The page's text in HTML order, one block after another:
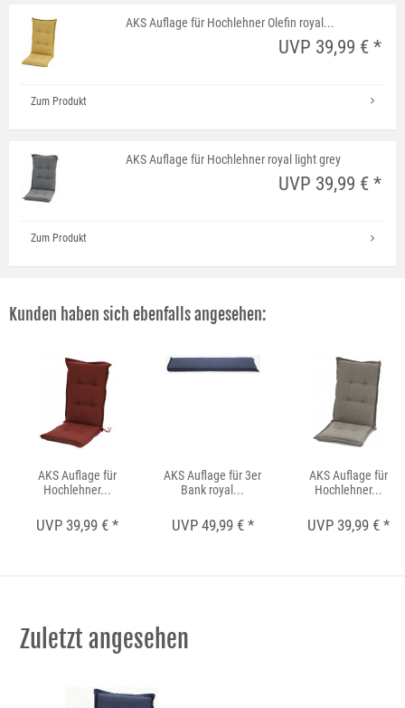
AKS Auflage für Hochlehner Olefin royal...
UVP 39,99 € *
Zum Produkt
AKS Auflage für Hochlehner royal light grey
UVP 39,99 € *
Zum Produkt
Kunden haben sich ebenfalls angesehen:
AKS Auflage für
Hochlehner...
UVP 39,99 € *
AKS Auflage für 3er
Bank royal...
UVP 49,99 € *
AKS Auflage für
Hochlehner...
UVP 39,99 € *
Zuletzt angesehen